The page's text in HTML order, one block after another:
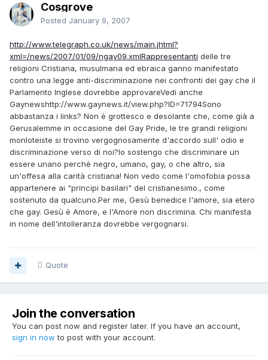
Cosgrove
Posted January 9, 2007
http://www.telegraph.co.uk/news/main.jhtml?
xml=/news/2007/01/09/ngay09.xmlRappresentanti delle tre
religioni Cristiana, musulmana ed ebraica ganno manifestato
contro una legge anti-discriminazione nei confronti dei gay che il
Parlamento Inglese dovrebbe approvareVedi anche
Gaynewshttp://www.gaynews.it/view.php?ID=71794Sono
abbastanza i links? Non è grottesco e desolante che, come già a
Gerusalemme in occasione del Gay Pride, le tre grandi religioni
monloteiste si trovino vergognosamente d'accordo sull' odio e
discriminazione verso di noi?Io sostengo che discriminare un
essere unano perchè negro, umano, gay, o che altro, sia
un'offesa alla carità cristiana! Non vedo come l'omofobia possa
appartenere ai "principi basilari" del cristianesimo., come
sostenuto da qualcuno.Per me, Gesù benedice l'amore, sia etero
che gay. Gesù è Amore, e l'Amore non discrimina. Chi manifesta
in nome dell'intolleranza dovrebbe vergognarsi.
Quote
Join the conversation
You can post now and register later. If you have an account,
sign in now to post with your account.